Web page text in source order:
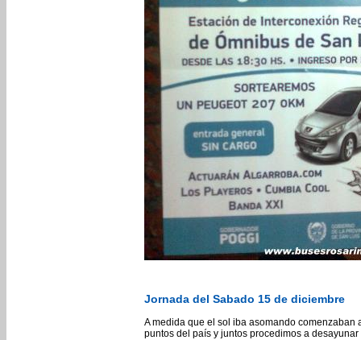
Jornada del Sabado 15 de diciembre
A medida que el sol iba asomando
puntos del país y juntos procedimos a